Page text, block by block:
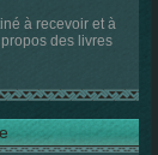
à recevoir et à
des livres